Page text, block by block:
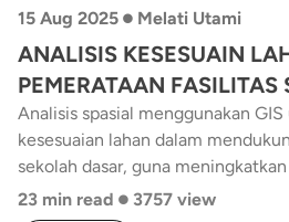
15 Aug 2025 • Melati Utami
ANALISIS KESESUAIN
PEMERATAAN FASILITAS
MENGGUNAKAN
KASUS KEBUPATEN
Analisis spasial menggunakan
kesesuaian lahan dalam
sekolah dasar, guna
merata dan berkelanjutan.
23 min read • 3757 view